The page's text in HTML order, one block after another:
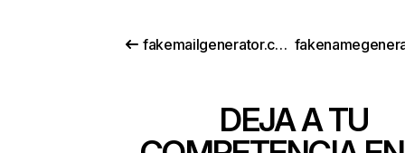
fakemailgenerator.com
DEJA A TU